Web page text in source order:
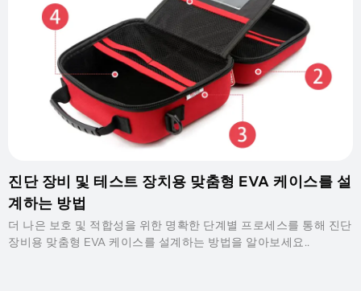
진단 장비 및 테스트 장치용 맞춤형 EVA 케이스를 설
계하는 방법
더 나은 보호 및 적합성을 위한 명확한 단계별 프로세스를 통해 진단
장비용 맞춤형 EVA 케이스를 설계하는 방법을 알아보세요..